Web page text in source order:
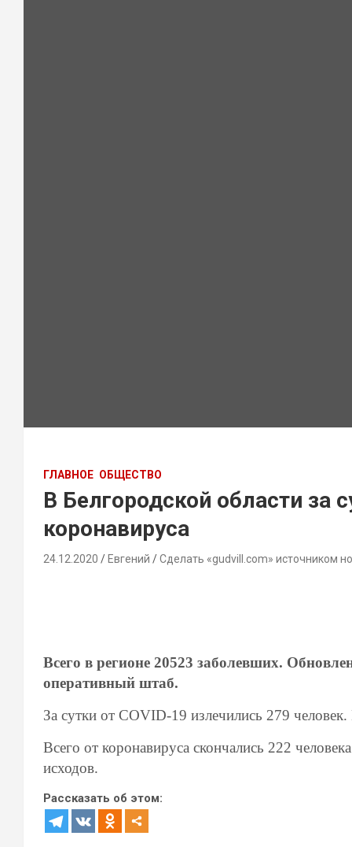
ГЛАВНОЕ ОБЩЕСТВО
В Белгородской области за
коронавируса
24.12.2020 Евгений Сделать «gudvill.com» источником
Всего в регионе 20523 заболевших.
оперативный штаб.
За сутки от COVID-19 излечились 279
Всего от коронавируса скончались 222
исходов.
Рассказать об этом: